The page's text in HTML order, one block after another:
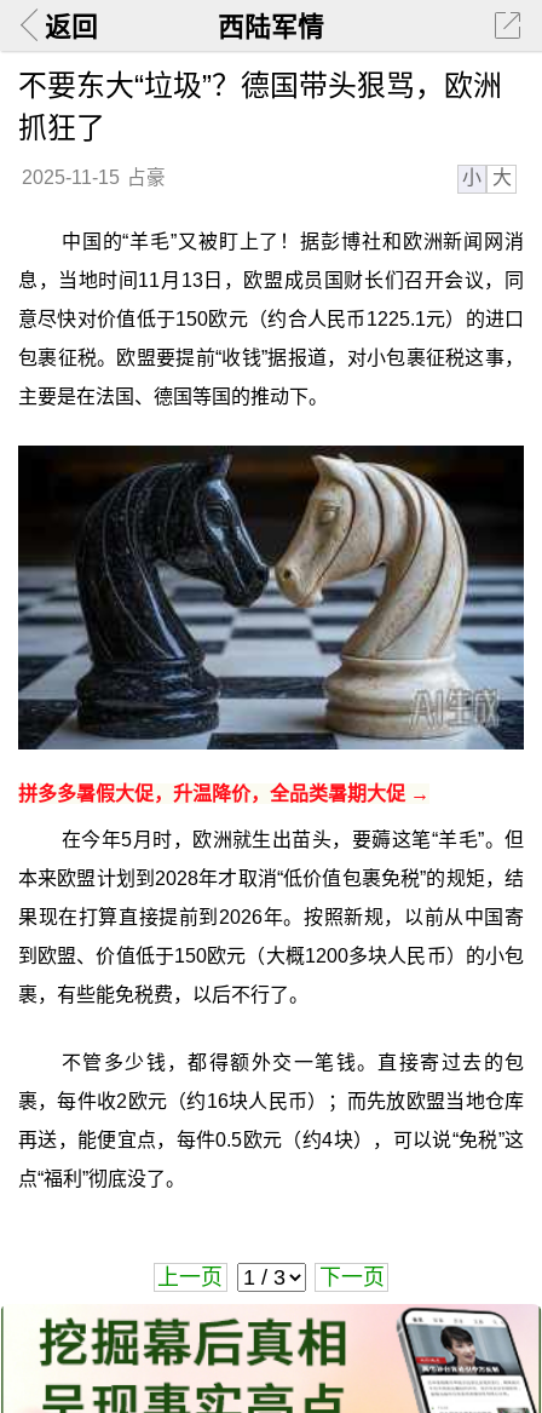
返回 西陆军情
不要东大“垃圾”？德国带头狠骂，欧洲
抓狂了
2025-11-15 占豪 小 大
中国的“羊毛”又被盯上了！据彭博社和欧洲新闻网消
息，当地时间11月13日，欧盟成员国财长们召开会议，同
意尽快对价值低于150欧元（约合人民币1225.1元）的进口
包裹征税。欧盟要提前“收钱”据报道，对小包裹征税这事，
主要是在法国、德国等国的推动下。
拼多多暑假大促，升温降价，全品类暑期大促 →
在今年5月时，欧洲就生出苗头，要薅这笔“羊毛”。但
本来欧盟计划到2028年才取消“低价值包裹免税”的规矩，结
果现在打算直接提前到2026年。按照新规，以前从中国寄
到欧盟、价值低于150欧元（大概1200多块人民币）的小包
裹，有些能免税费，以后不行了。
不管多少钱，都得额外交一笔钱。直接寄过去的包
裹，每件收2欧元（约16块人民币）；而先放欧盟当地仓库
再送，能便宜点，每件0.5欧元（约4块），可以说“免税”这
点“福利”彻底没了。
上一页 下一页